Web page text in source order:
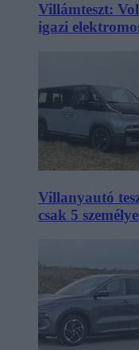
Villámteszt:
igazi
Villanyautó
csak 5